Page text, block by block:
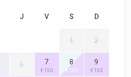
J V S D
1 2
6 7
€ 150
8
€ 150
9
€ 150